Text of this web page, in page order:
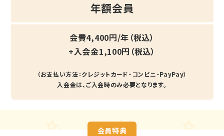
年額会員
会費4,400円/年（税込）
+入会金1,100円（税込）
（お支払い方法：クレジットカード・コンビニ・PayPay）
入会金は、ご入会時のみ必要となります。
会員特典